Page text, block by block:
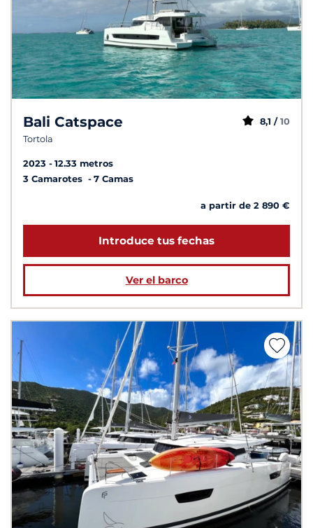
Bali Catspace
Tortola
8,1 / 10
2023
12.33 metros
3 Camarotes
7 Camas
a partir de 2 890 €
Introduce tus fechas
Ver el barco